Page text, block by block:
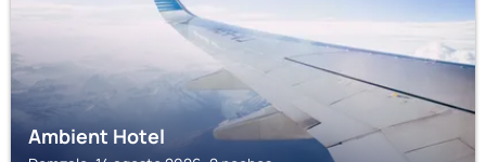
Ambient Hotel